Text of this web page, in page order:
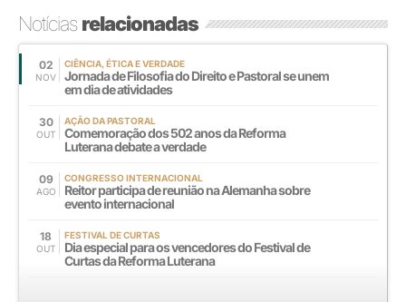
Notíciasrelacionadas
02
NOV
CIÊNCIA, ÉTICA E VERDADE
Jornada de Filosofia do Direito e Pastoral se unem
em dia de atividades
30
OUT
AÇÃO DA PASTORAL
Comemoração dos 502 anos da Reforma
Luterana debate a verdade
09
AGO
CONGRESSO INTERNACIONAL
Reitor participa de reunião na Alemanha sobre
evento internacional
18
OUT
FESTIVAL DE CURTAS
Dia especial para os vencedores do Festival de
Curtas da Reforma Luterana